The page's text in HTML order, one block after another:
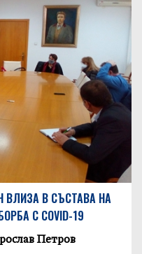
ВЛИЗА В СЪСТАВА НА
С COVID-19
Петров